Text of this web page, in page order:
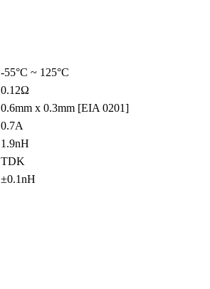
-55°C ~ 125°C
0.12Ω
0.6mm x 0.3mm [EIA 0201]
0.7A
1.9nH
TDK
±0.1nH